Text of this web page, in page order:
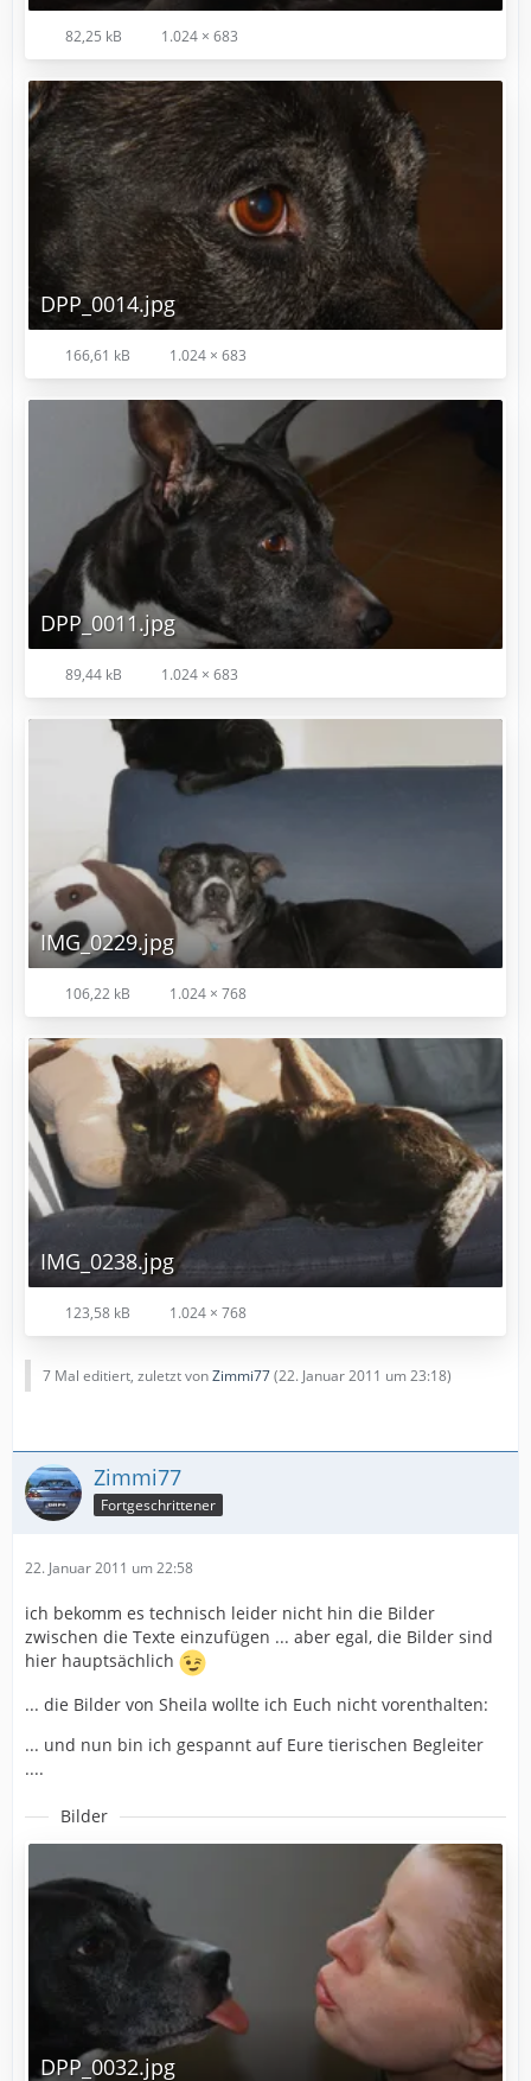
82,25 kB 1.024 × 683
DPP_0014.jpg
166,61 kB 1.024 × 683
DPP_0011.jpg
89,44 kB 1.024 × 683
IMG_0229.jpg
106,22 kB 1.024 × 768
IMG_0238.jpg
123,58 kB 1.024 × 768
7 Mal editiert, zuletzt vonZimmi77(22. Januar 2011 um 23:18)
Zimmi77
Fortgeschrittener
22. Januar 2011 um 22:58
ich bekomm es technisch leider nicht hin die Bilder
zwischen die Texte einzufügen ... aber egal, die Bilder sind
hier hauptsächlich
... die Bilder von Sheila wollte ich Euch nicht vorenthalten:
... und nun bin ich gespannt auf Eure tierischen Begleiter
....
Bilder
DPP_0032.jpg